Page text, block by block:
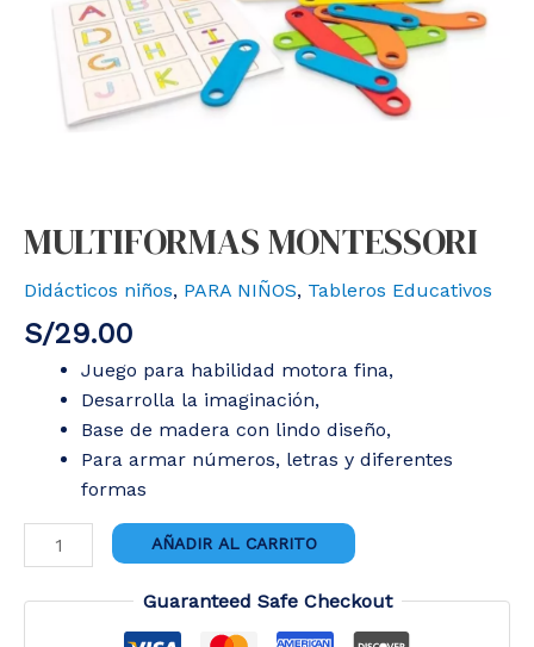
MULTIFORMAS MONTESSORI
Didácticos niños, PARA NIÑOS, Tableros Educativos
S/29.00
Juego para habilidad motora fina,
Desarrolla la imaginación,
Base de madera con lindo diseño,
Para armar números, letras y diferentes
formas
MULTIFORMAS
MONTESSORI
cantidad
AÑADIR AL CARRITO
Guaranteed Safe Checkout